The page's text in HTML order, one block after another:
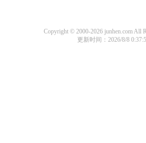
Copyright © 2000-2026 junhen.com All
更新时间：2026/8/8